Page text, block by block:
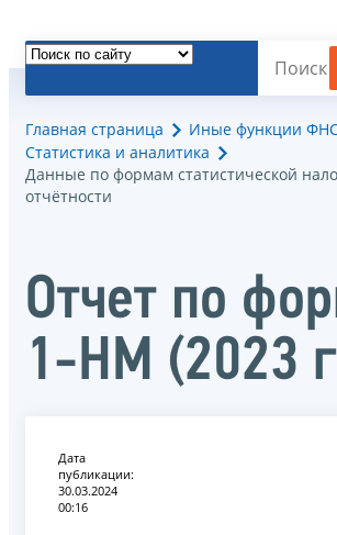
Главная страница
Иные функции
Статистика и аналитика
Данные по формам статистической
отчётности
Отчет по
1-НМ (2023
Дата
публикации:
30.03.2024
00:16